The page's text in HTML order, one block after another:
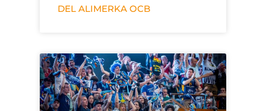
DEL ALIMERKA OCB